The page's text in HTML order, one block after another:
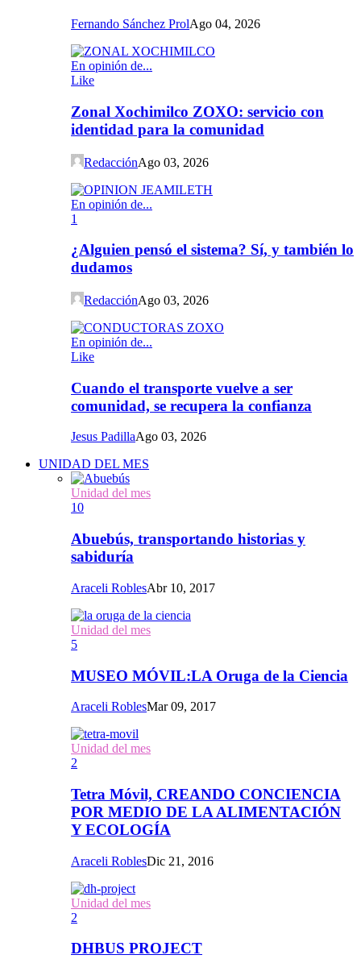
Fernando Sánchez ProlAgo 04, 2026
En opinión de...
Like
Zonal Xochimilco ZOXO: servicio con
identidad para la comunidad
RedacciónAgo 03, 2026
En opinión de...
1
¿Alguien pensó el sistema? Sí, y también lo
dudamos
RedacciónAgo 03, 2026
En opinión de...
Like
Cuando el transporte vuelve a ser
comunidad, se recupera la confianza
Jesus PadillaAgo 03, 2026
UNIDAD DEL MES
Unidad del mes
10
Abuebús, transportando historias y
sabiduría
Araceli RoblesAbr 10, 2017
Unidad del mes
5
MUSEO MÓVIL:LA Oruga de la Ciencia
Araceli RoblesMar 09, 2017
Unidad del mes
2
Tetra Móvil, CREANDO CONCIENCIA
POR MEDIO DE LA ALIMENTACIÓN
Y ECOLOGÍA
Araceli RoblesDic 21, 2016
Unidad del mes
2
DHBUS PROJECT